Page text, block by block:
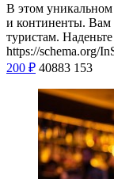
В этом уникальном
и континенты. Вам
туристам.
https://schema.org/
200 ₽ 40883 153